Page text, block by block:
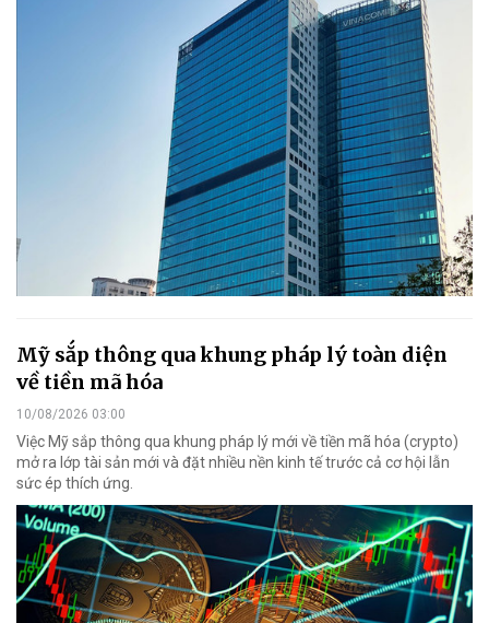
Mỹ sắp thông qua khung pháp lý toàn diện
về tiền mã hóa
10/08/2026 03:00
Việc Mỹ sắp thông qua khung pháp lý mới về tiền mã hóa (crypto)
mở ra lớp tài sản mới và đặt nhiều nền kinh tế trước cả cơ hội lẫn
sức ép thích ứng.